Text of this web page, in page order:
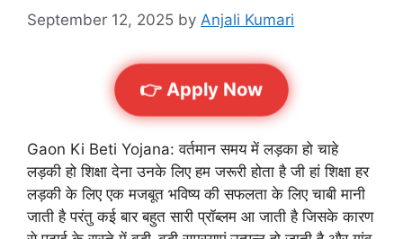
September 12, 2025 by Anjali Kumari
👉 Apply Now
Gaon Ki Beti Yojana: वर्तमान समय में लड़का हो चाहे
लड़की हो शिक्षा देना उनके लिए हम जरूरी होता है जी हां शिक्षा हर
लड़की के लिए एक मजबूत भविष्य की सफलता के लिए चाबी मानी
जाती है परंतु कई बार बहुत सारी प्रॉब्लम आ जाती है जिसके कारण